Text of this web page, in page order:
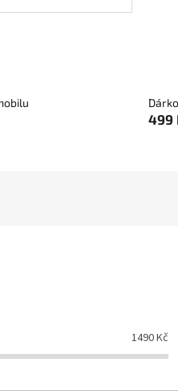
499
1490Kč